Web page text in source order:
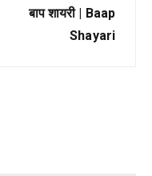
बाप शायरी | Baap
Shayari